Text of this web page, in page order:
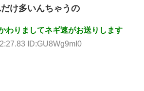
け多いんちゃうの
わりましてネギ速がお送りします
ID:GU8Wg9mI0